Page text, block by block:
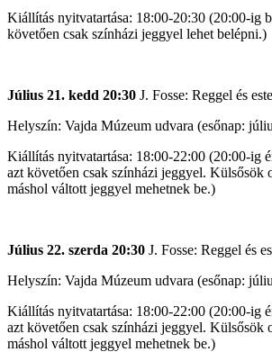
Kiállítás nyitvatartása: 18:00-20:30 (20:00-ig
követően csak színházi jeggyel lehet belépni.)
Július 21. kedd 20:30 J. Fosse: Reggel és este
Helyszín: Vajda Múzeum udvara (esőnap:
Kiállítás nyitvatartása: 18:00-22:00 (20:00-ig
azt követően csak színházi jeggyel. Külsősök
máshol váltott jeggyel mehetnek be.)
Július 22. szerda 20:30 J. Fosse: Reggel és
Helyszín: Vajda Múzeum udvara (esőnap:
Kiállítás nyitvatartása: 18:00-22:00 (20:00-ig
azt követően csak színházi jeggyel. Külsősök
máshol váltott jeggyel mehetnek be.)